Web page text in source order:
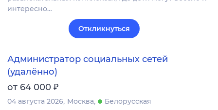
интересно…
Откликнуться
Администратор социальных сетей
(удалённо)
от 64 000 ₽
04 августа 2026 Москва
Белорусская